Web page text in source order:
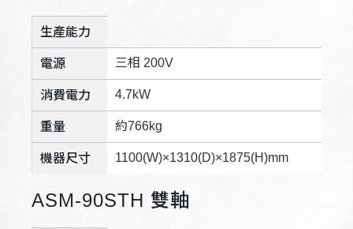
生產能力
電源 三相 200V
消費電力 4.7kW
重量 約766kg
機器尺寸 1100(W)×1310(D)×1875(H)mm
ASM-90STH 雙軸